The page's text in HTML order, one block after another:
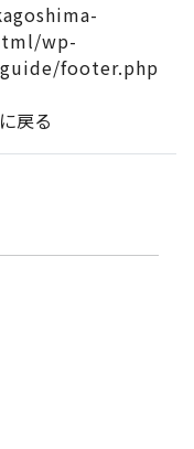
wp-
footer.php
戻る